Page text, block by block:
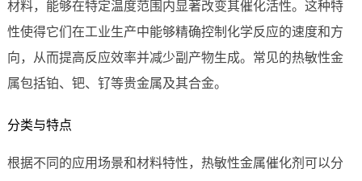
材料，能够在特定温度范围内显著改变其催化活性。这种特
性使得它们在工业生产中能够精确控制化学反应的速度和方
向，从而提高反应效率并减少副产物生成。常见的热敏性金
属包括铂、钯、钌等贵金属及其合金。
分类与特点
根据不同的应用场景和材料特性，热敏性金属催化剂可以分